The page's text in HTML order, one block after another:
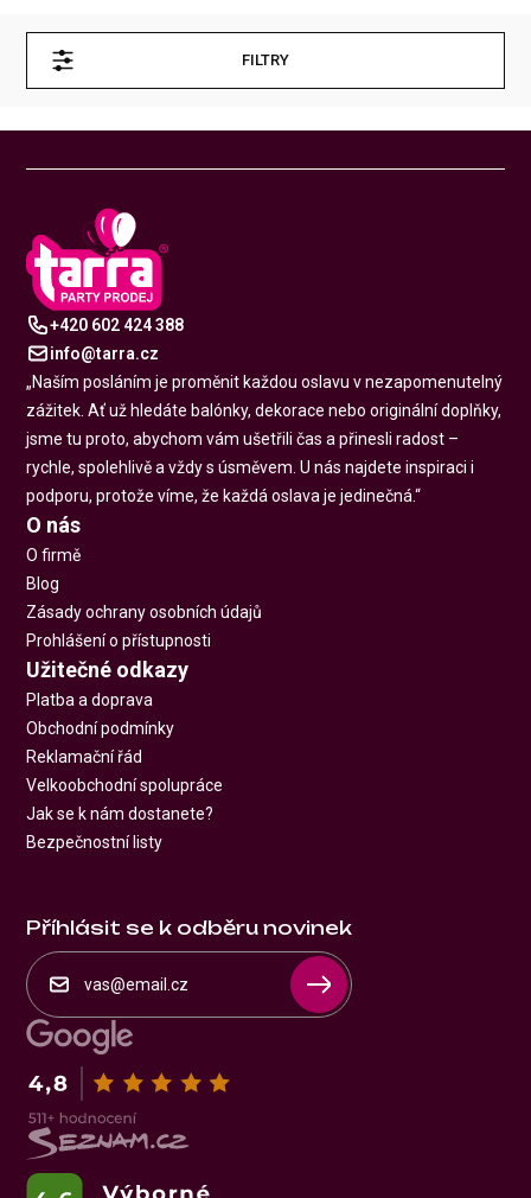
FILTRY
+420 602 424 388
info@tarra.cz
„Naším posláním je proměnit každou oslavu v nezapomenutelný
zážitek. Ať už hledáte balónky, dekorace nebo originální doplňky,
jsme tu proto, abychom vám ušetřili čas a přinesli radost –
rychle, spolehlivě a vždy s úsměvem. U nás najdete inspiraci i
podporu, protože víme, že každá oslava je jedinečná.“
O nás
O firmě
Blog
Zásady ochrany osobních údajů
Prohlášení o přístupnosti
Užitečné odkazy
Platba a doprava
Obchodní podmínky
Reklamační řád
Velkoobchodní spolupráce
Jak se k nám dostanete?
Bezpečnostní listy
Příhlásit se k odběru novinek